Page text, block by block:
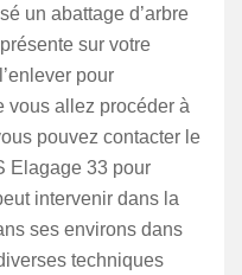
un abattage d’arbre
sur votre
pour
vous allez procéder à
pouvez contacter le
Elagage 33 pour
intervenir dans la
ses environs dans
techniques